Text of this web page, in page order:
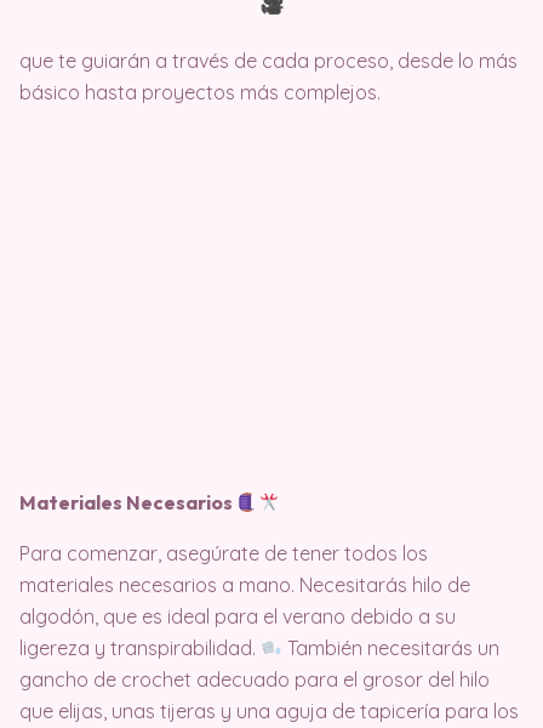
que te guiarán a través de cada proceso, desde lo más
básico hasta proyectos más complejos.
Materiales Necesarios
Para comenzar, asegúrate de tener todos los
materiales necesarios a mano. Necesitarás hilo de
algodón, que es ideal para el verano debido a su
ligereza y transpirabilidad.
También necesitarás un
gancho de crochet adecuado para el grosor del hilo
que elijas, unas tijeras y una aguja de tapicería para los